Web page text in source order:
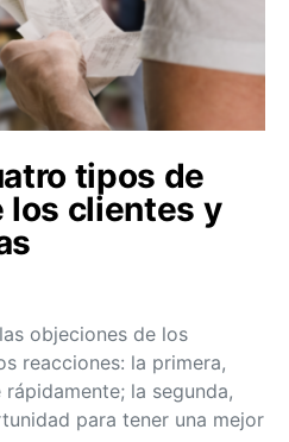
tipos de
los clientes y
objeciones de los
reacciones: la primera,
la segunda,
para tener una mejor